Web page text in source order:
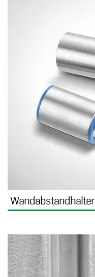
Wandabstandhalter